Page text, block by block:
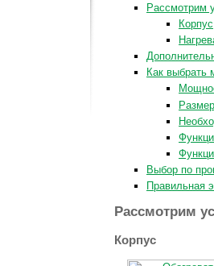
Рассмотрим
Корпус
Как выбрать
Размер
Выбор по
Правильная
Рассмотрим
Корпус